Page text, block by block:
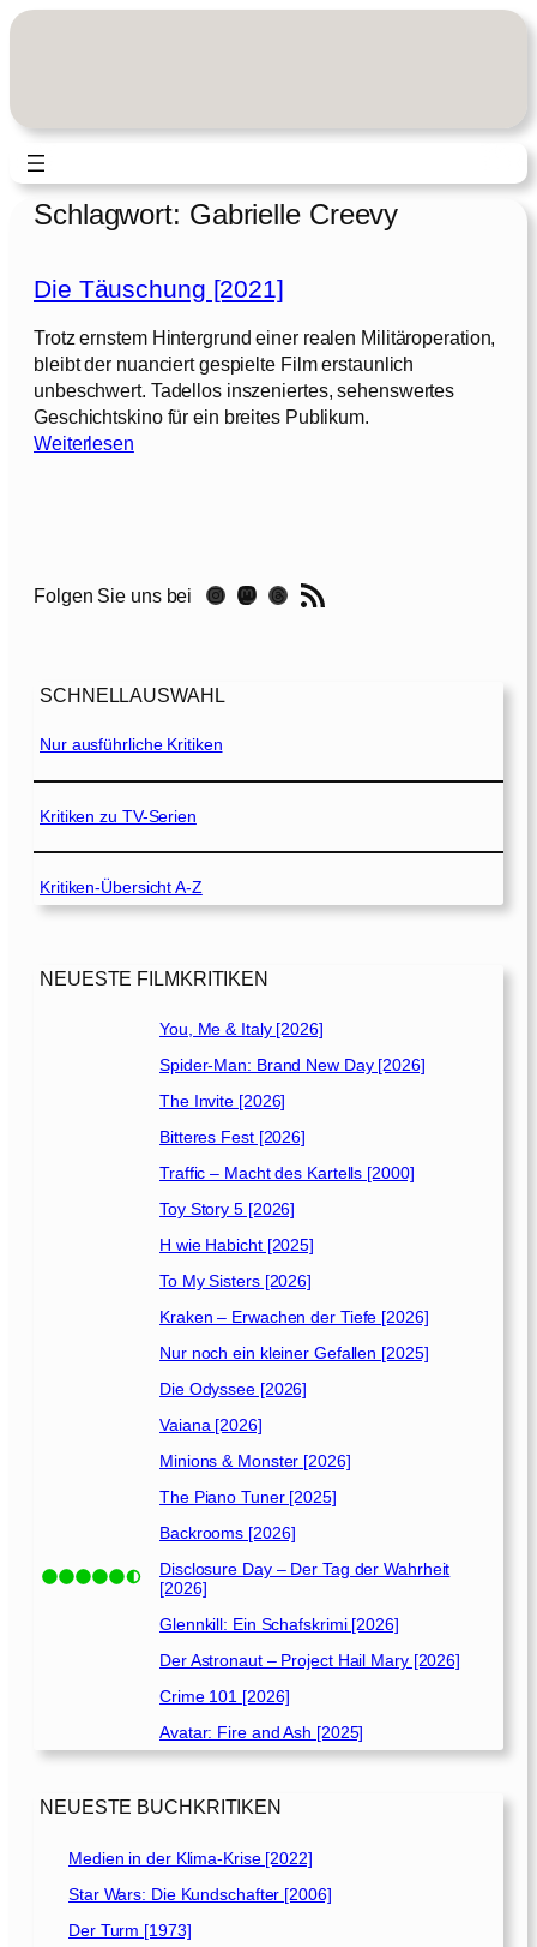
Zum
Schlagwort: Gabrielle Creevy
Die Täuschung [2021]
Trotz ernstem Hintergrund einer realen Militäroperation,
bleibt der nuanciert gespielte Film erstaunlich
unbeschwert. Tadellos inszeniertes, sehenswertes
Geschichtskino für ein breites Publikum.
Weiterlesen:
u
u
g
[
2
1
]
Folgen Sie uns bei Instagram Mastodon Threads RSS-Feed
SCHNELLAUSWAHL
Nur ausführliche Kritiken
Kritiken zu TV-Serien
Kritiken-Übersicht A-Z
NEUESTE FILMKRITIKEN
You, Me & Italy [2026]
Spider-Man: Brand New Day [2026]
The Invite [2026]
Bitteres Fest [2026]
Traffic – Macht des Kartells [2000]
Toy Story 5 [2026]
H wie Habicht [2025]
To My Sisters [2026]
Kraken – Erwachen der Tiefe [2026]
Nur noch ein kleiner Gefallen [2025]
Die Odyssee [2026]
Vaiana [2026]
Minions & Monster [2026]
The Piano Tuner [2025]
Backrooms [2026]
Disclosure Day – Der Tag der Wahrheit
[2026]
Glennkill: Ein Schafskrimi [2026]
Der Astronaut – Project Hail Mary [2026]
Crime 101 [2026]
Avatar: Fire and Ash [2025]
NEUESTE BUCHKRITIKEN
Medien in der Klima-Krise [2022]
Star Wars: Die Kundschafter [2006]
Der Turm [1973]